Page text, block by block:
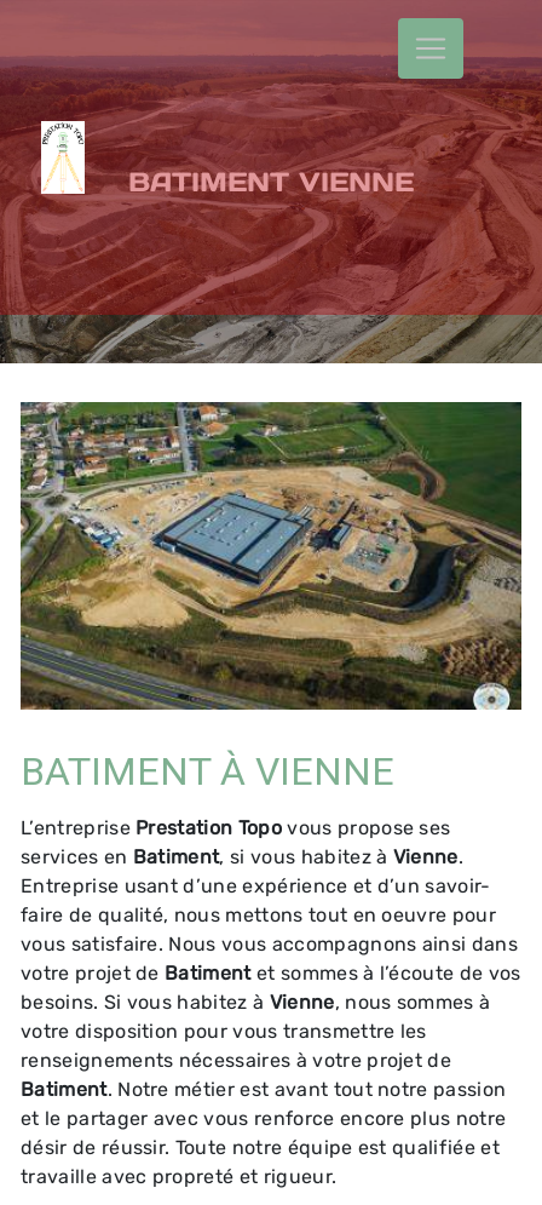
BATIMENT VIENNE
BATIMENT À VIENNE
L’entreprise Prestation Topovous propose ses
services en Batiment, si vous habitez à Vienne.
Entreprise usant d’une expérience et d’un savoir-
faire de qualité, nous mettons tout en oeuvre pour
vous satisfaire. Nous vous accompagnons ainsi dans
votre projet de Batimentet sommes à l’écoute de vos
besoins. Si vous habitez à Vienne, nous sommes à
votre disposition pour vous transmettre les
renseignements nécessaires à votre projet de
Batiment. Notre métier est avant tout notre passion
et le partager avec vous renforce encore plus notre
désir de réussir. Toute notre équipe est qualifiée et
travaille avec propreté et rigueur.